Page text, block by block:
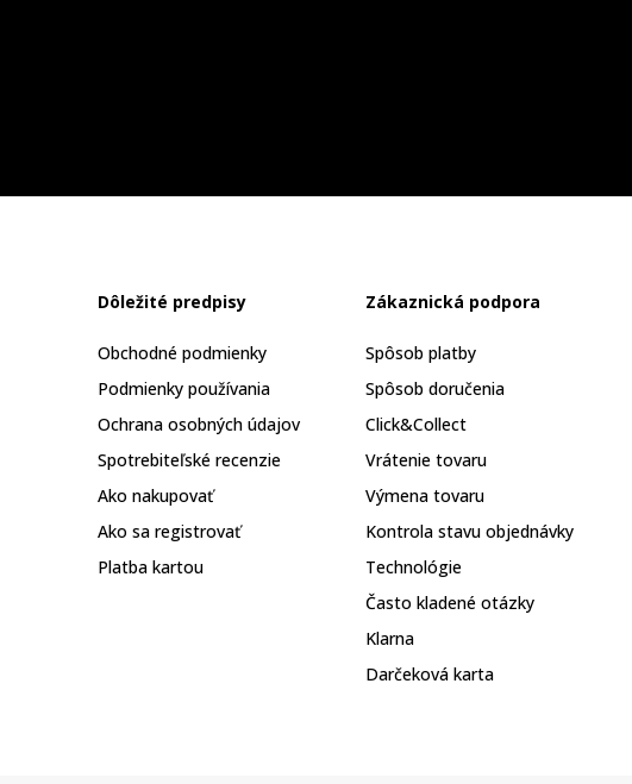
Dôležité predpisy
Obchodné podmienky
Podmienky používania
Ochrana osobných údajov
Spotrebiteľské recenzie
Ako nakupovať
Ako sa registrovať
Platba kartou
Zákaznická podpora
Spôsob platby
Spôsob doručenia
Click&Collect
Vrátenie tovaru
Výmena tovaru
Kontrola stavu objednávky
Technológie
Často kladené otázky
Klarna
Darčeková karta